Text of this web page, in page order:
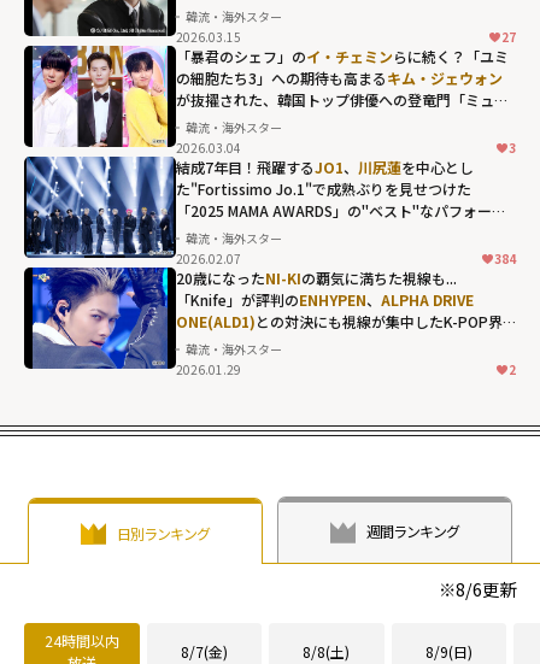
Stray Kidsの天
使、Felix(フィリ
ックス)の貴重な
単独トーク！グ
ローバルスター
へと上り詰め
た"変化"も赤
裸々に告白"
width="304"
height="203"
loading="lazy"
fetchpriority="h
韓流・海外スター
2026.03.15
27
「暴君のシェフ」のイ・チェミンらに続く？「ユミ
の細胞たち3」への期待も高まるキム・ジェウォン
が抜擢された、韓国トップ俳優への登竜門「ミュー
ジックバンク」の歴代MC
韓流・海外スター
2026.03.04
3
結成7年目！飛躍するJO1、 川尻蓮を中心とし
た"Fortissimo Jo.1"で成熟ぶりを見せつけた
「2025 MAMA AWARDS」の"ベスト"なパフォーマ
ンス
韓流・海外スター
2026.02.07
384
20歳になったNI-KIの覇気に満ちた視線も...
「Knife」が評判のENHYPEN、 ALPHA DRIVE
ONE(ALD1)との対決にも視線が集中したK-POP界
隈の首位争い
韓流・海外スター
2026.01.29
2
日別ランキング 週間ランキング
※8/6更新
24時間以内
8/7(金) 8/8(土) 8/9(日)